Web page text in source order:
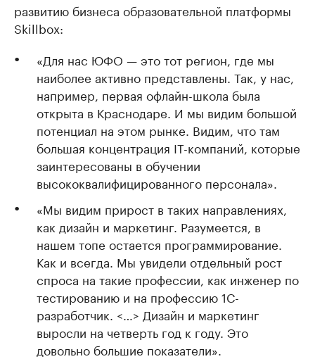
развитию бизнеса образовательной платформы
Skillbox:
«Для нас ЮФО — это тот регион, где мы
наиболее активно представлены. Так, у нас,
например, первая офлайн-школа была
открыта в Краснодаре. И мы видим большой
потенциал на этом рынке. Видим, что там
большая концентрация IT-компаний, которые
заинтересованы в обучении
высококвалифицированного персонала».
«Мы видим прирост в таких направлениях,
как дизайн и маркетинг. Разумеется, в
нашем топе остается программирование.
Как и всегда. Мы увидели отдельный рост
спроса на такие профессии, как инженер по
тестированию и на профессию 1С-
разработчик. <…> Дизайн и маркетинг
выросли на четверть год к году. Это
довольно большие показатели».